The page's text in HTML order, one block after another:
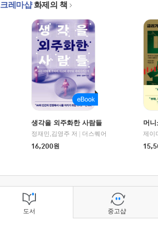
크레마샵화제의 책
생각을 외주화한 사람들
정재민,김영주 저
더스퀘어
16,200원
머
도서 중고샵